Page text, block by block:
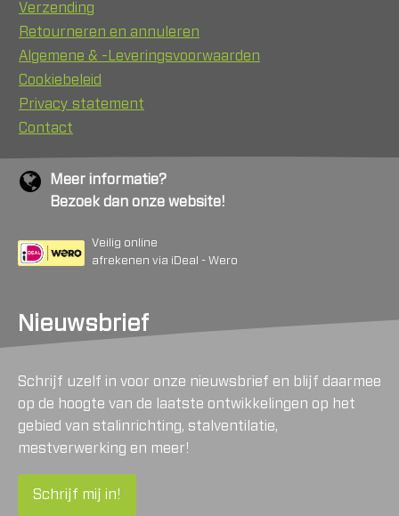
Verzending
Retourneren en annuleren
Algemene & -Leveringsvoorwaarden
Cookiebeleid
Privacy statement
Contact
Meer informatie?
Bezoek dan onze website!
Veilig online
afrekenen via iDeal - Wero
Nieuwsbrief
Schrijf uzelf in voor onze nieuwsbrief en blijf daarmee
op de hoogte van de laatste ontwikkelingen op het
gebied van stalinrichting, stalventilatie,
mestverwerking en meer!
Schrijf mij in!